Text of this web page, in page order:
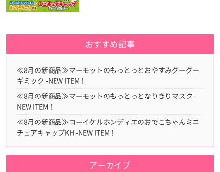
おすすめ記事
≪8月の新商品≫マーモットのもっとっとおやすみグーグー
ギミック -NEW ITEM！
≪8月の新商品≫マーモットのもっとっとなりきりマスク -
NEW ITEM！
≪8月の新商品≫コーイケルホンディエのおでこちゃんミニ
チュアキャップKH -NEW ITEM！
アーカイブ